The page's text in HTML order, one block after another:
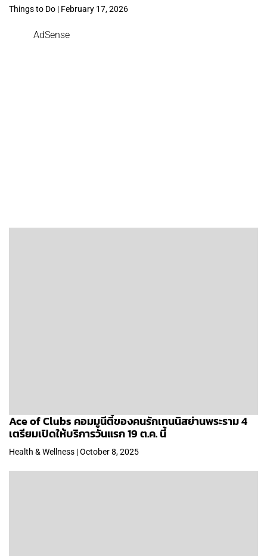
Things to Do | February 17, 2026
AdSense
Ace of Clubs คอมมูนีตี้ของคนรักเทนนิสย่านพระราม 4
เตรียมเปิดให้บริการวันแรก 19 ต.ค. นี้
Health & Wellness | October 8, 2025